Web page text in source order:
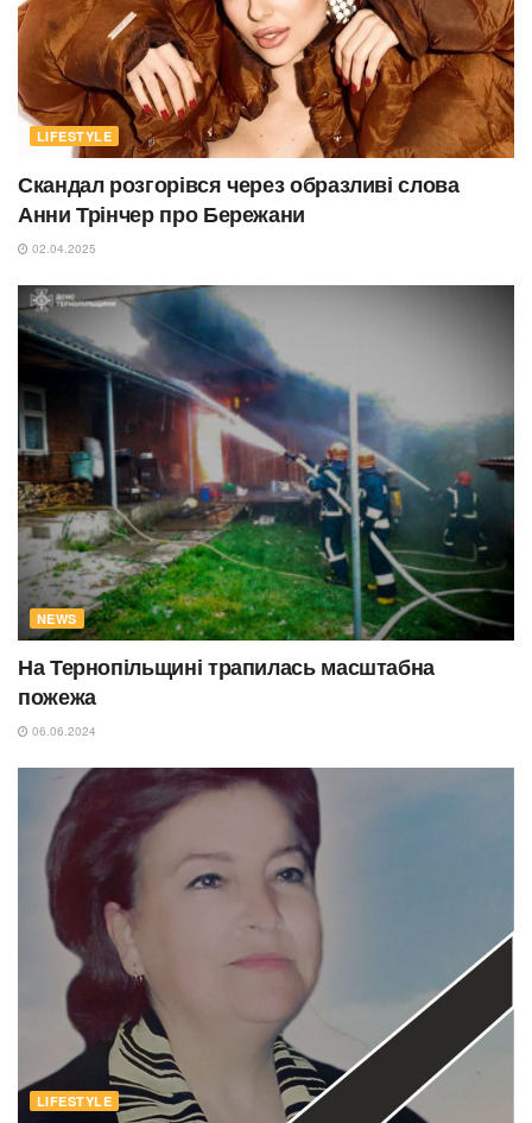
LIFESTYLE
Скандал розгорівся через образливі слова
Анни Трінчер про Бережани
02.04.2025
NEWS
На Тернопільщині трапилась масштабна
пожежа
06.06.2024
LIFESTYLE